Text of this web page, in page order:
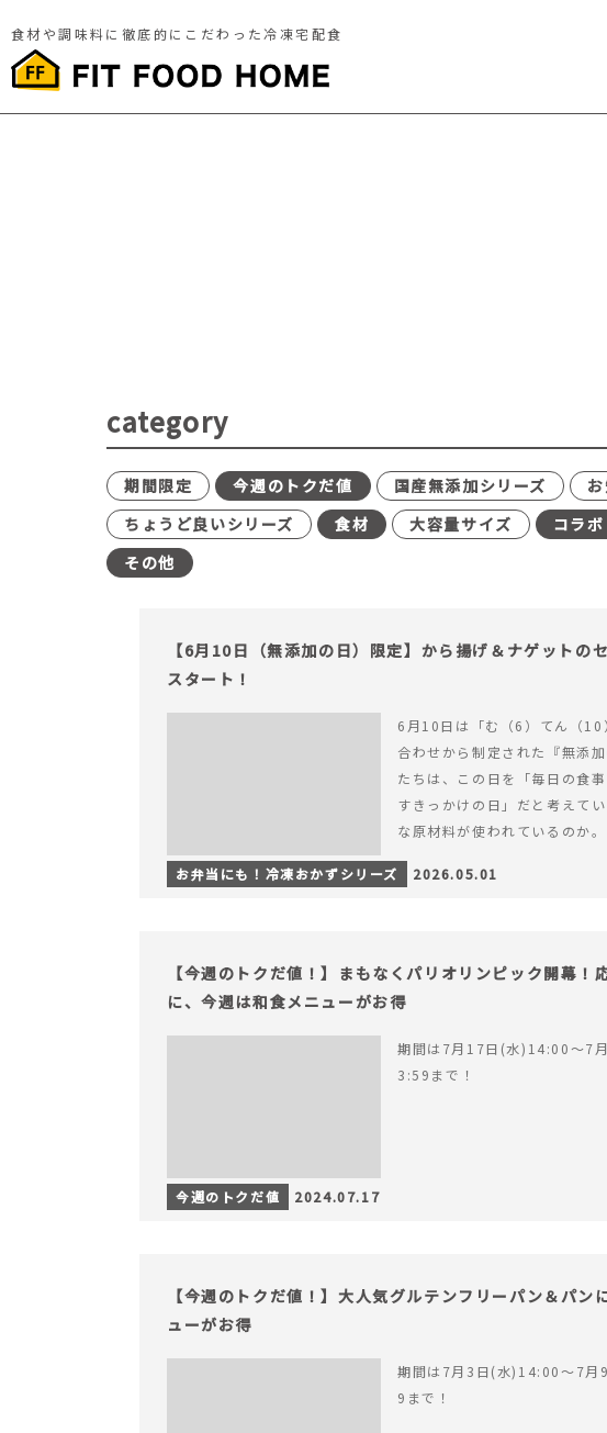
食材や調味料に徹底的にこだわった冷凍宅配食
category
期間限定 今週のトクだ値 国産無添加シリーズ
ちょうど良いシリーズ
食材 大容量サイズ コラ
その他
【6月10日（無添加の日）限定】から揚げ＆ナゲットの
スタート！
6月10日は「む（6）てん（10
合わせから制定された『無添
たちは、この日を「毎日の食
すきっかけの日」だと考えて
な原材料が使われているのか
つくられているのか。&hellip;
【6月10日（無添加の日）限定
お弁当にも！冷凍おかずシリーズ 2026.05.01
【今週のトクだ値！】まもなくパリオリンピック開幕！
に、今週は和食メニューがお得
期間は7月17日(水)14:00〜7
3:59まで！
今週のトクだ値 2024.07.17
【今週のトクだ値！】大人気グルテンフリーパン＆パン
ューがお得
期間は7月3日(水)14:00〜7月
9まで！